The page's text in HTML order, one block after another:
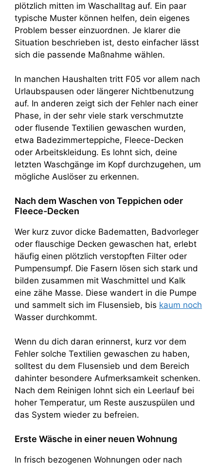
plötzlich mitten im Waschalltag auf. Ein paar
typische Muster können helfen, dein eigenes
Problem besser einzuordnen. Je klarer die
Situation beschrieben ist, desto einfacher lässt
sich die passende Maßnahme wählen.
In manchen Haushalten tritt F05 vor allem nach
Urlaubspausen oder längerer Nichtbenutzung
auf. In anderen zeigt sich der Fehler nach einer
Phase, in der sehr viele stark verschmutzte
oder flusende Textilien gewaschen wurden,
etwa Badezimmerteppiche, Fleece-Decken
oder Arbeitskleidung. Es lohnt sich, deine
letzten Waschgänge im Kopf durchzugehen, um
mögliche Auslöser zu erkennen.
Nach dem Waschen von Teppichen oder
Fleece-Decken
Wer kurz zuvor dicke Badematten, Badvorleger
oder flauschige Decken gewaschen hat, erlebt
häufig einen plötzlich verstopften Filter oder
Pumpensumpf. Die Fasern lösen sich stark und
bilden zusammen mit Waschmittel und Kalk
eine zähe Masse. Diese wandert in die Pumpe
und sammelt sich im Flusensieb, bis kaum noch
Wasser durchkommt.
Wenn du dich daran erinnerst, kurz vor dem
Fehler solche Textilien gewaschen zu haben,
solltest du dem Flusensieb und dem Bereich
dahinter besondere Aufmerksamkeit schenken.
Nach dem Reinigen lohnt sich ein Leerlauf bei
hoher Temperatur, um Reste auszuspülen und
das System wieder zu befreien.
Erste Wäsche in einer neuen Wohnung
In frisch bezogenen Wohnungen oder nach